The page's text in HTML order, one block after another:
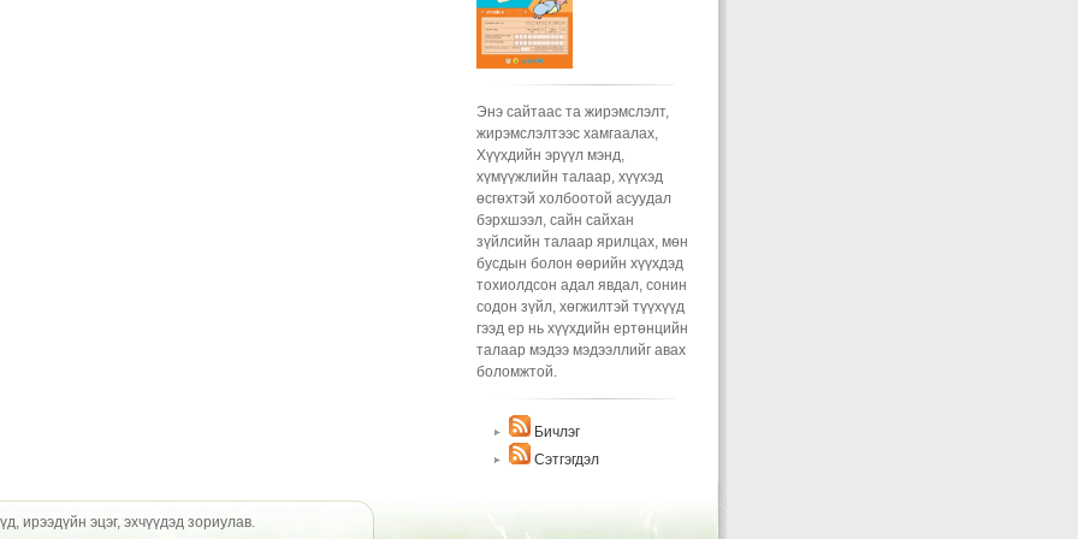
бичлэгтЗочин:
ohintoigo belgin
hariltsaand orsn ymaa 4
honogin umnu ghde dotorn
tawiagvi gadnan tawicad..
Жирэмслэлт гэж юу вэ?
бичлэгтЗочин:Sain bnuu
kesareer torood 7n sar bolj
bgmaa biynii yum neg ch
ireeguie jiremsen boloh
magdlqltai
Жирэмслэлт гэж юу вэ?
бичлэгтxvv: Гадуур тавих
нь жирэмслэлтээс
хамгаалах арга болохгүй.
Бас хэд хийх нь ч чухал
биш...
ач холбогдол, хөхүүл
эхийн хооллолт с...
бичлэгтЗочин:
Энэ сайтаас та жирэмслэлт,
жирэмслэлтээс хамгаалах,
Хүүхдийн эрүүл мэнд,
хүмүүжлийн талаар, хүүхэд
өсгөхтэй холбоотой асуудал
бэрхшээл, сайн сайхан
зүйлсийн талаар ярилцах, мөн
бусдын болон өөрийн хүүхдэд
тохиолдсон адал явдал, сонин
содон зүйл, хөгжилтэй түүхүүд
гээд ер нь хүүхдийн ертөнцийн
талаар мэдээ мэдээллийг авах
боломжтой.
Бичлэг
Сэтгэгдэл
ирээдүйн эцэг, эхчүүдэд зориулав.